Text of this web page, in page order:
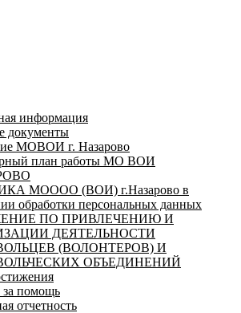
информация
документы
МОВОИ г. Назарово
план работы МО ВОИ
МОООО (ВОИ) г.Назарово в
обработки персональных данных
ПО ПРИВЛЕЧЕНИЮ И
ДЕЯТЕЛЬНОСТИ
(ВОЛОНТЕРОВ) И
ОБЪЕДИНЕНИЙ
помощь
отчетность